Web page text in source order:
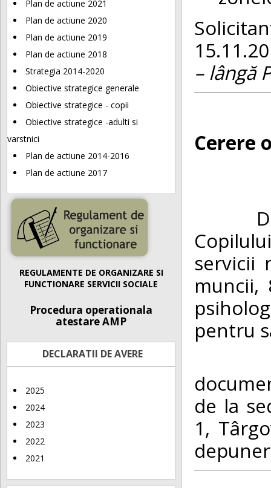
Plan de actiune 2021
Plan de actiune 2020
Plan de actiune 2019
Plan de actiune 2018
Strategia 2014-2020
Obiective strategice generale
Obiective strategice - copii
Obiective strategice -adulti si
varstnici
Plan de actiune 2014-2016
Plan de actiune 2017
REGULAMENTE DE ORGANIZARE SI
FUNCTIONARE SERVICII SOCIALE
Procedura operationala
atestare AMP
DECLARATII DE AVERE
2025
2024
2023
2022
2021
– lângă
Cerere
servicii
muncii,
pentru
de la
1,